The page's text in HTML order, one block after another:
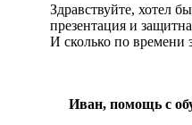
Здравствуйте, хотел
презентация и
И сколько по времени
Иван, помощь с